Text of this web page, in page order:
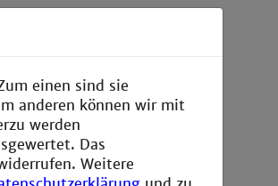
Gebäude A,
Q, T
Gebäude C
einen sind sie
anderen können wir mit
werden
Das
Weitere